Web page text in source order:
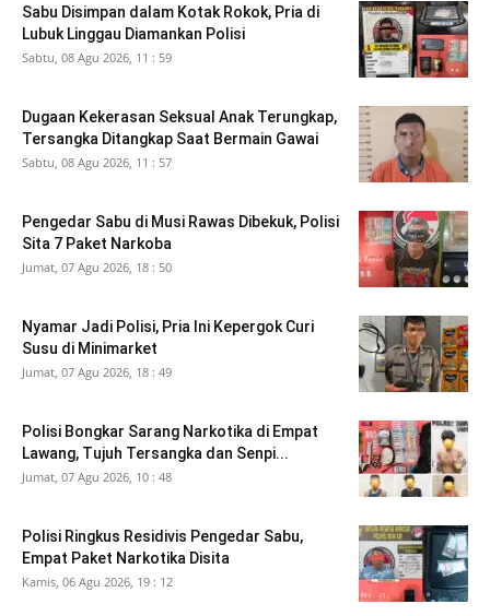
Sabu Disimpan dalam Kotak Rokok, Pria di
Lubuk Linggau Diamankan Polisi
Sabtu, 08 Agu 2026, 11 : 59
Dugaan Kekerasan Seksual Anak Terungkap,
Tersangka Ditangkap Saat Bermain Gawai
Sabtu, 08 Agu 2026, 11 : 57
Pengedar Sabu di Musi Rawas Dibekuk, Polisi
Sita 7 Paket Narkoba
Jumat, 07 Agu 2026, 18 : 50
Nyamar Jadi Polisi, Pria Ini Kepergok Curi
Susu di Minimarket
Jumat, 07 Agu 2026, 18 : 49
Polisi Bongkar Sarang Narkotika di Empat
Lawang, Tujuh Tersangka dan Senpi...
Jumat, 07 Agu 2026, 10 : 48
Polisi Ringkus Residivis Pengedar Sabu,
Empat Paket Narkotika Disita
Kamis, 06 Agu 2026, 19 : 12